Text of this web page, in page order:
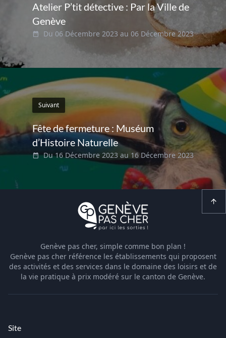
Atelier P’tit détective : Par la Ville de
Genève
Du 06 Décembre 2023 au 06 Décembre 2023
Suivant
Fête de fermeture : Muséum
d’Histoire Naturelle
Du 16 Décembre 2023 au 16 Décembre 2023
Genève pas cher, simple comme bon plan !
Genève pas cher référence les établissements qui proposent
des activités et des services dans le domaine des loisirs et de
la vie pratique à prix modéré sur le canton de Genève.
Site